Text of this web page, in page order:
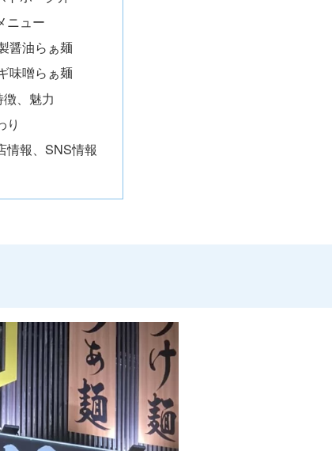
ニュー
醤油らぁ麺
味噌らぁ麺
、魅力
り
情報、SNS情報